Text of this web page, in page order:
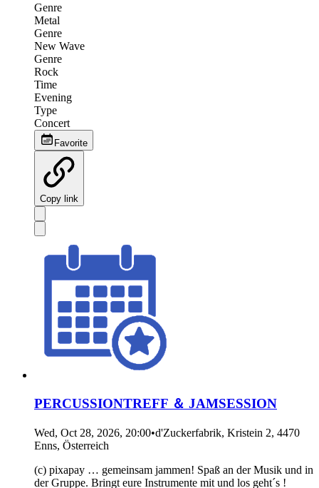
Genre
Metal
Genre
New Wave
Genre
Rock
Time
Evening
Type
Concert
Favorite
Copy link
PERCUSSIONTREFF ＆ JAMSESSION
Wed, Oct 28, 2026, 20:00•d'Zuckerfabrik, Kristein 2, 4470
Enns, Österreich
(c) pixapay … gemeinsam jammen! Spaß an der Musik und in
der Gruppe. Bringt eure Instrumente mit und los geht´s !